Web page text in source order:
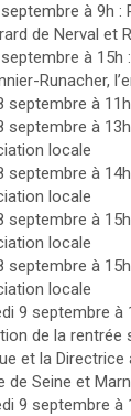
à 9h :
de Nerval et
à 15h
Runacher,
septembre à
septembre à
locale
septembre à
locale
septembre à
locale
septembre à
locale
9 septembre à
de la rentrée
et la Directrice
de Seine et
9 septembre à